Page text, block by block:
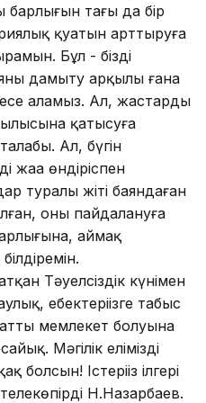
барлығын тағы да бір
қуатын арттыруға
Бұл - біздің
дамыту арқылы ғана
аламыз. Ал, жастарды
қатысуға
Ал, бүгін
жаңа өндіріспен
туралы жіті баяндаған
оны пайдалануға
аймақ
Тәуелсіздік күнімен
еңбектеріңізге табыс
мемлекет болуына
Мәңгілік еліміздің
Істеріңіз ілгері
Н.Назарбаев.